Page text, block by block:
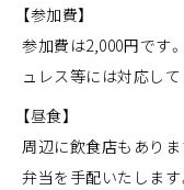
【参加費】
参加費は2,000円です
ュレス等には対応し
【昼食】
周辺に飲食店もあり
弁当を手配いたしま